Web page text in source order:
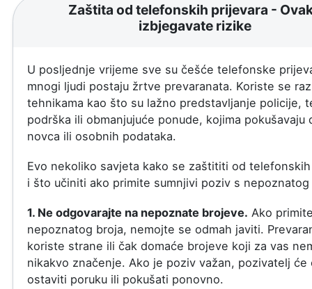
Zaštita od telefonskih prijevara -
izbjegavate rizike
U posljednje vrijeme sve su češće telefonske
mnogi ljudi postaju žrtve prevaranata. Koriste se
tehnikama kao što su lažno predstavljanje policije,
podrška ili obmanjujuće ponude, kojima pokušavaju
novca ili osobnih podataka.
Evo nekoliko savjeta kako se zaštititi od
i što učiniti ako primite sumnjivi poziv s nepoznatog
1. Ne odgovarajte na nepoznate brojeve. Ako
nepoznatog broja, nemojte se odmah javiti.
koriste strane ili čak domaće brojeve koji za vas
nikakvo značenje. Ako je poziv važan, pozivatelj će
ostaviti poruku ili pokušati ponovno.